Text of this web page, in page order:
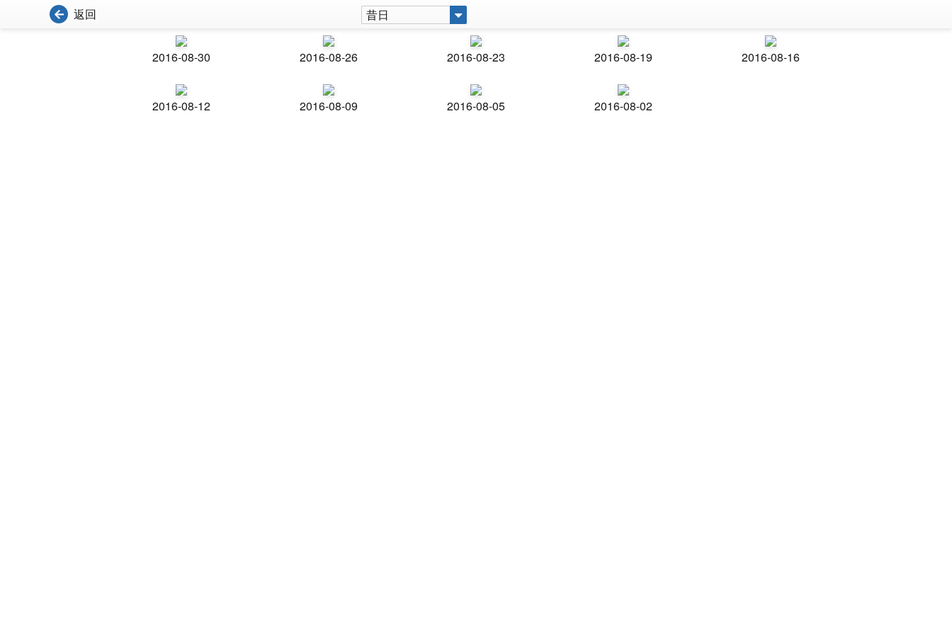
返回 昔日
2016-08-30 2016-08-26 2016-08-23 2016-08-19 2016-08-16
2016-08-12 2016-08-09 2016-08-05 2016-08-02